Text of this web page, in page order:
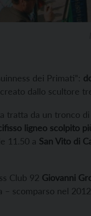
dei Primati”:
dallo scultore
tratta da un tronco
ligneo scolpito
11.50 a San Vito di
Club 92 Giovanni
– scomparso nel